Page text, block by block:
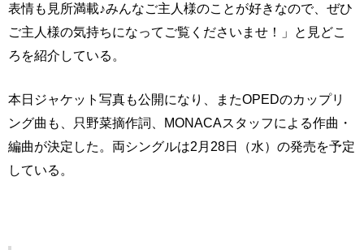
表情も見所満載♪みんなご主人様のことが好きなので、ぜひ
ご主人様の気持ちになってご覧くださいませ！」と見どこ
ろを紹介している。
本日ジャケット写真も公開になり、またOPEDのカップリ
ング曲も、只野菜摘作詞、MONACAスタッフによる作曲・
編曲が決定した。両シングルは2月28日（水）の発売を予定
している。